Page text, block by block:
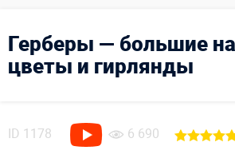
Герберы — большие
цветы и гирлянды
ID 1178 6 690